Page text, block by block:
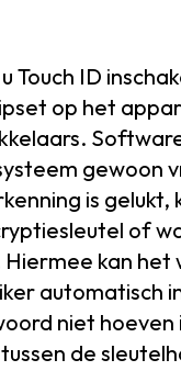
Touch ID
op het
gewoon
is
of
kan
automatisch
niet
de